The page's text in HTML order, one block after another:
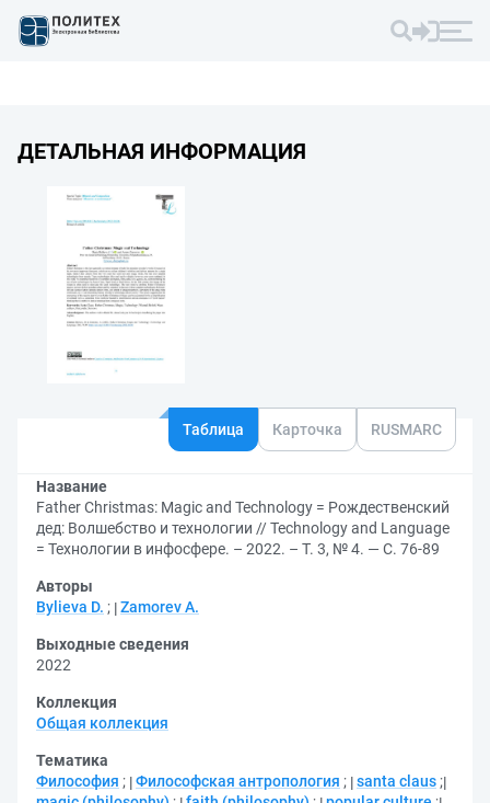
ДЕТАЛЬНАЯ ИНФОРМАЦИЯ
Таблица Карточка RUSMARC
Название
Father Christmas: Magic and Technology = Рождественский
дед: Волшебство и технологии // Technology and Language
= Технологии в инфосфере. – 2022. – Т. 3, № 4. — С. 76-89
Авторы
Bylieva D. ; Zamorev A.
Выходные сведения
2022
Коллекция
Общая коллекция
Тематика
Философия ; Философская антропология ; santa claus ;